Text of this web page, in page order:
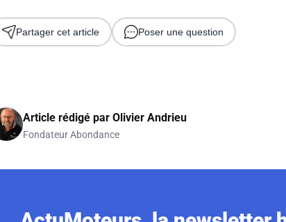
Partager cet article Poser une question
Article rédigé par Olivier Andrieu
Fondateur Abondance